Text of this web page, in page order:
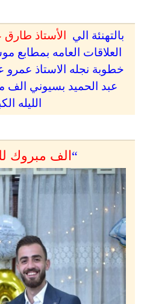
بالتهنئة الي الأستاذ طارق
العلاقات العامه بمطابع
خطوبة نجله الاستاذ عمرو
عبد الحميد بسيوني الف
الليله
“الف مبروك